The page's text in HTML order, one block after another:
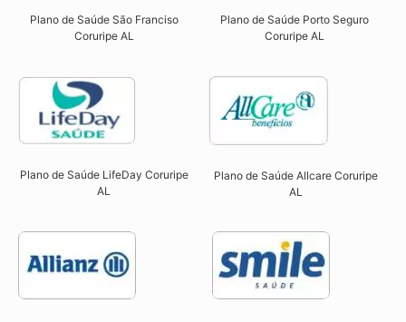
Plano de Saúde São Franciso
Coruripe AL​
Plano de Saúde Porto Seguro
Coruripe AL​
Plano de Saúde LifeDay Coruripe
AL
Plano de Saúde Allcare Coruripe
AL​